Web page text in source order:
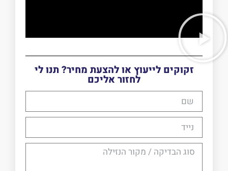
זקוקים לייעוץ או להצעת מחיר? תנו לי
לחזור אליכם